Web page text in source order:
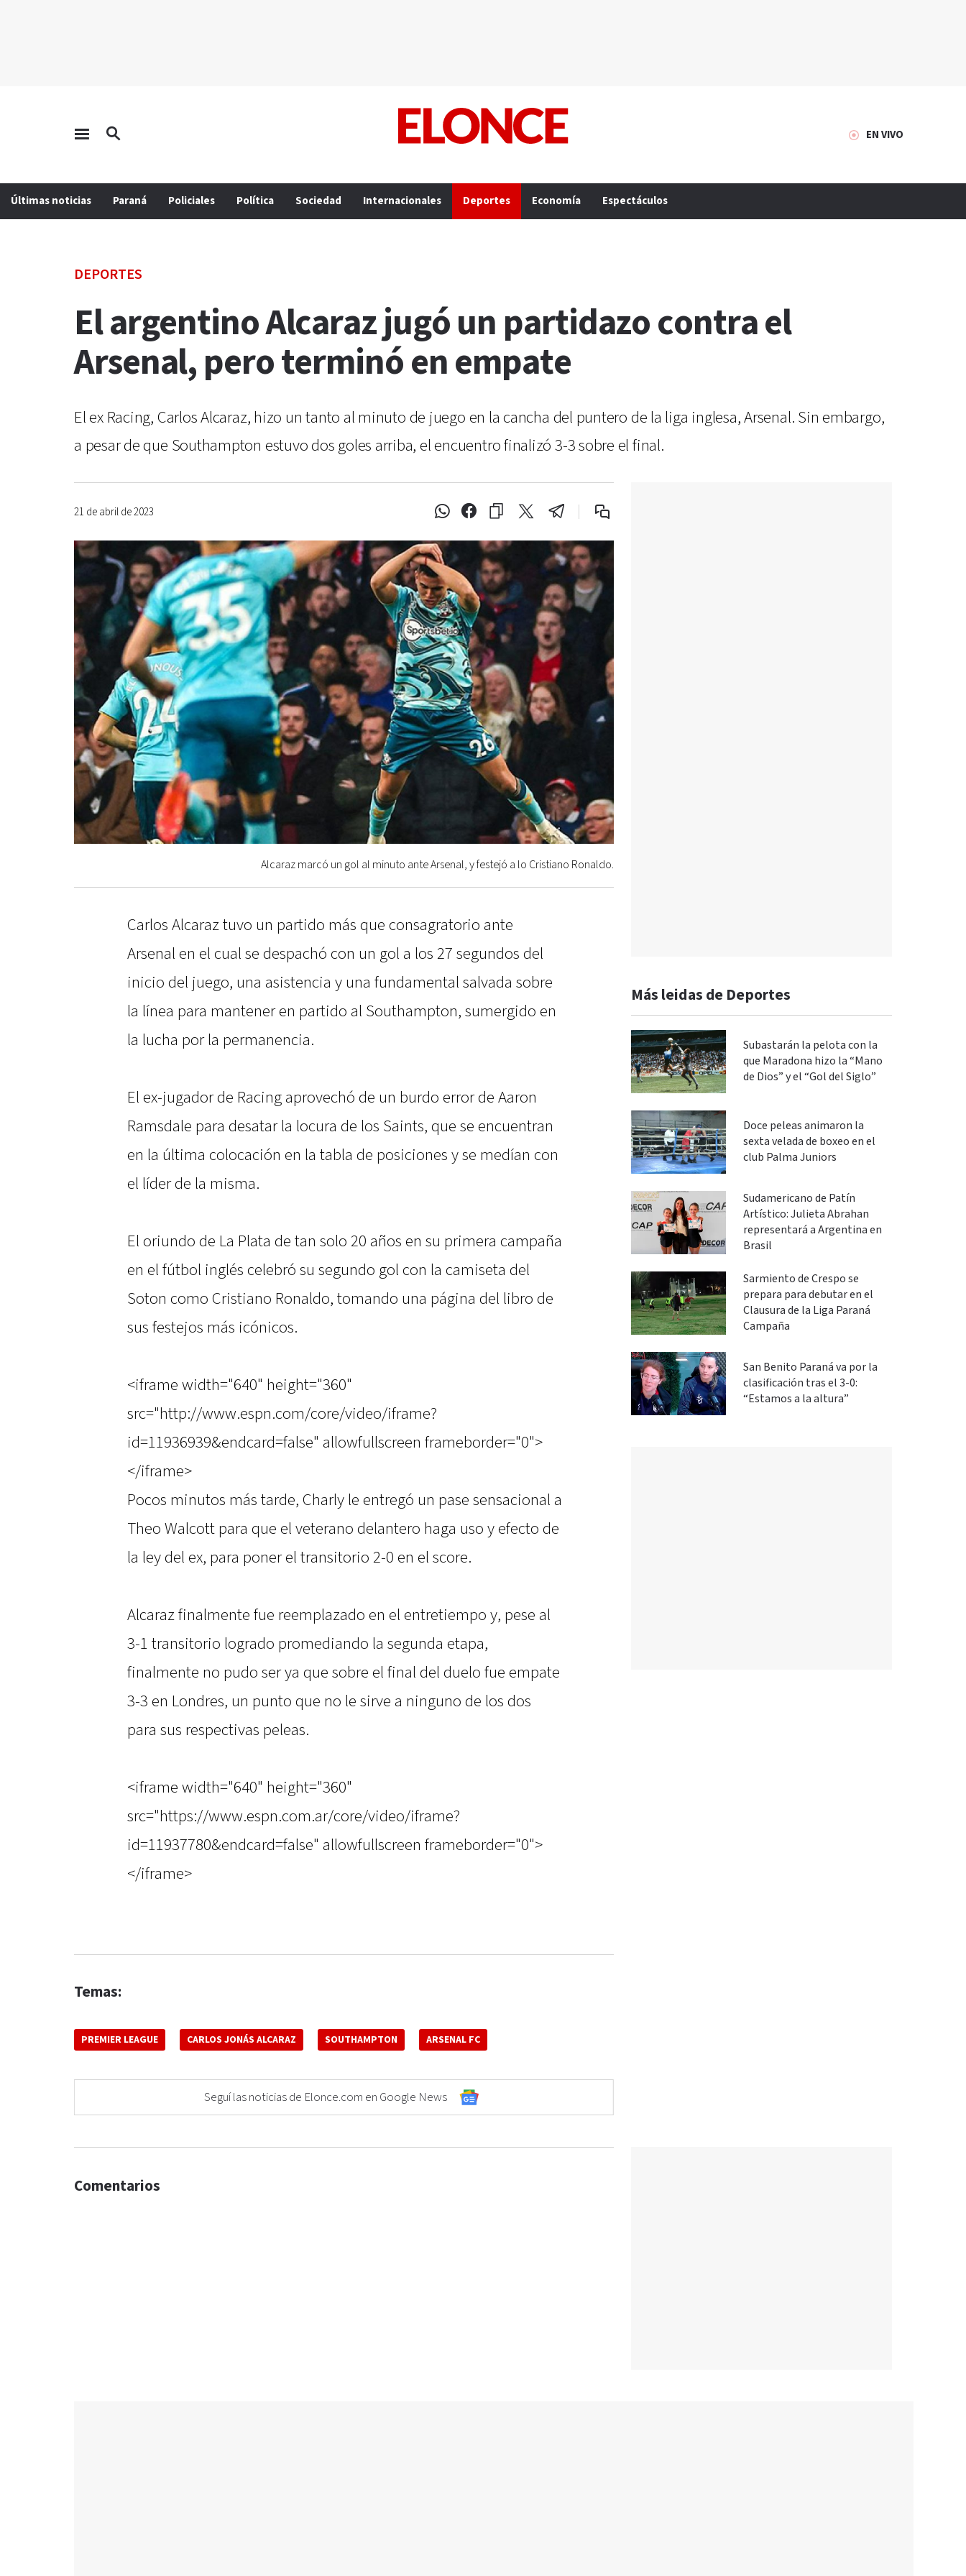
EN VIVO
Últimas noticias Paraná Policiales Política Sociedad Internacionales Deportes Economía Espectáculos
DEPORTES
El argentino Alcaraz jugó un partidazo contra el
Arsenal, pero terminó en empate
El ex Racing, Carlos Alcaraz, hizo un tanto al minuto de juego en la cancha del puntero de la liga inglesa, Arsenal. Sin embargo,
a pesar de que Southampton estuvo dos goles arriba, el encuentro finalizó 3-3 sobre el final.
21 de abril de 2023
Alcaraz marcó un gol al minuto ante Arsenal, y festejó a lo Cristiano Ronaldo.
Carlos Alcaraz tuvo un partido más que consagratorio ante
Arsenal en el cual se despachó con un gol a los 27 segundos del
inicio del juego, una asistencia y una fundamental salvada sobre
la línea para mantener en partido al Southampton, sumergido en
la lucha por la permanencia.
El ex-jugador de Racing aprovechó de un burdo error de Aaron
Ramsdale para desatar la locura de los Saints, que se encuentran
en la última colocación en la tabla de posiciones y se medían con
el líder de la misma.
El oriundo de La Plata de tan solo 20 años en su primera campaña
en el fútbol inglés celebró su segundo gol con la camiseta del
Soton como Cristiano Ronaldo, tomando una página del libro de
sus festejos más icónicos.
<iframe width="640" height="360"
src="http://www.espn.com/core/video/iframe?
id=11936939&endcard=false" allowfullscreen frameborder="0">
</iframe>
Pocos minutos más tarde, Charly le entregó un pase sensacional a
Theo Walcott para que el veterano delantero haga uso y efecto de
la ley del ex, para poner el transitorio 2-0 en el score.
Alcaraz finalmente fue reemplazado en el entretiempo y, pese al
3-1 transitorio logrado promediando la segunda etapa,
finalmente no pudo ser ya que sobre el final del duelo fue empate
3-3 en Londres, un punto que no le sirve a ninguno de los dos
para sus respectivas peleas.
<iframe width="640" height="360"
src="https://www.espn.com.ar/core/video/iframe?
id=11937780&endcard=false" allowfullscreen frameborder="0">
</iframe>
Temas:
PREMIER LEAGUE CARLOS JONÁS ALCARAZ SOUTHAMPTON ARSENAL FC
Seguí las noticias de Elonce.com en Google News
Más leidas de Deportes
Subastarán la pelota con la
que Maradona hizo la “Mano
de Dios” y el “Gol del Siglo”
Doce peleas animaron la
sexta velada de boxeo en el
club Palma Juniors
Sudamericano de Patín
Artístico: Julieta Abrahan
representará a Argentina en
Brasil
Sarmiento de Crespo se
prepara para debutar en el
Clausura de la Liga Paraná
Campaña
San Benito Paraná va por la
clasificación tras el 3-0:
“Estamos a la altura”
Comentarios